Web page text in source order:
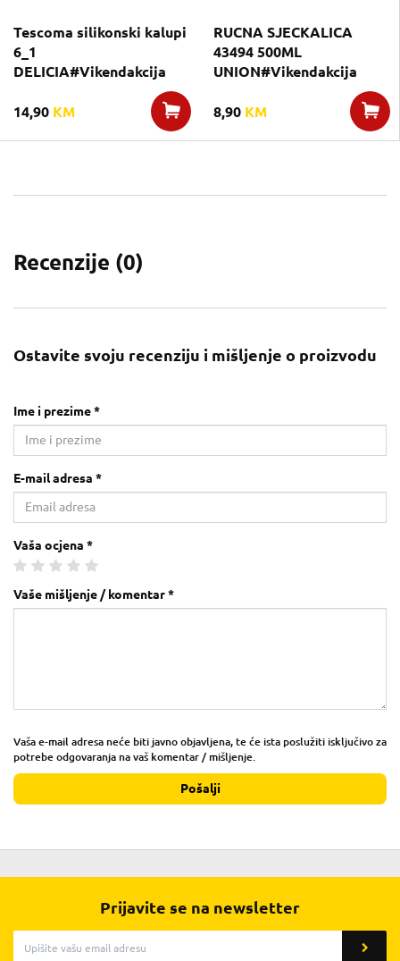
Tescoma silikonski kalupi
6_1
DELICIA#Vikendakcija
14,90 KM
RUCNA SJECKALICA
43494 500ML
UNION#Vikendakcija
8,90 KM
Recenzije (0)
Ostavite svoju recenziju i mišljenje o proizvodu
Ime i prezime *
E-mail adresa *
Vaša ocjena *
Vaše mišljenje / komentar *
Vaša e-mail adresa neće biti javno objavljena, te će ista poslužiti isključivo za
potrebe odgovaranja na vaš komentar / mišljenje.
Pošalji
Prijavite se na newsletter